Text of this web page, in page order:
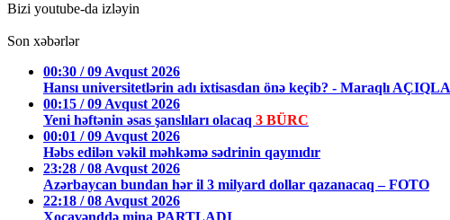
Bizi youtube-da izləyin
Son xəbərlər
00:30 / 09 Avqust 2026
Hansı universitetlərin adı ixtisasdan önə keçib? - Maraqlı
00:15 / 09 Avqust 2026
Yeni həftənin əsas şanslıları olacaq 3 BÜRC
00:01 / 09 Avqust 2026
Həbs edilən vəkil məhkəmə sədrinin qayınıdır
23:28 / 08 Avqust 2026
Azərbaycan bundan hər il 3 milyard dollar qazanacaq – FOTO
22:18 / 08 Avqust 2026